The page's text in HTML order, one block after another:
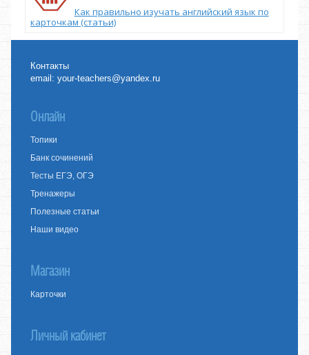
Как правильно изучать английский язык по
карточкам (статьи)
Контакты
email:your-teachers@yandex.ru
Онлайн
Топики
Банк сочинений
Тесты ЕГЭ, ОГЭ
Тренажеры
Полезные статьи
Наши видео
Магазин
Карточки
Личный кабинет